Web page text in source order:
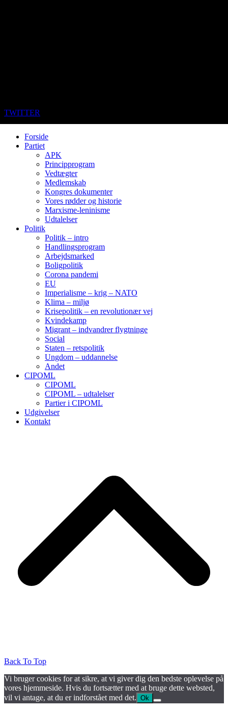
TWITTER
Forside
Partiet
APK
Principprogram
Vedtægter
Medlemskab
Kongres dokumenter
Vores rødder og historie
Marxisme-leninisme
Udtalelser
Politik
Politik – intro
Handlingsprogram
Arbejdsmarked
Boligpolitik
Corona pandemi
EU
Imperialisme – krig – NATO
Klima – miljø
Krisepolitik – en revolutionær vej
Kvindekamp
Migrant – indvandrer flygtninge
Social
Staten – retspolitik
Ungdom – uddannelse
Andet
CIPOML
CIPOML
CIPOML – udtalelser
Partier i CIPOML
Udgivelser
Kontakt
Back To Top
Vi bruger cookies for at sikre, at vi giver dig den bedste oplevelse på
vores hjemmeside. Hvis du fortsætter med at bruge dette websted,
vil vi antage, at du er indforstået med det. Ok